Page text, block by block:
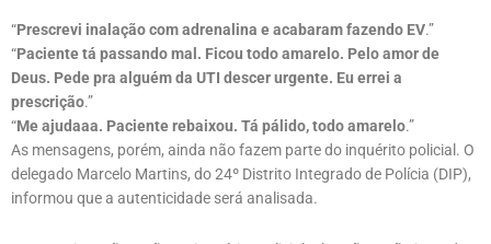
“Prescrevi inalação com adrenalina e acabaram fazendo EV.”
“Paciente tá passando mal. Ficou todo amarelo. Pelo amor de
Deus. Pede pra alguém da UTI descer urgente. Eu errei a
prescrição.”
“Me ajudaaa. Paciente rebaixou. Tá pálido, todo amarelo.”
As mensagens, porém, ainda não fazem parte do inquérito policial. O
delegado Marcelo Martins, do 24º Distrito Integrado de Polícia (DIP),
informou que a autenticidade será analisada.